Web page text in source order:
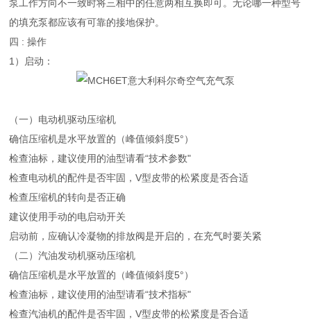
泵工作方向不一致时将三相中的任意两相互换即可。无论哪一种型号
的填充泵都应该有可靠的接地保护。
四 : 操作
1）启动：
（一）电动机驱动压缩机
确信压缩机是水平放置的（峰值倾斜度5°）
检查油标，建议使用的油型请看“技术参数"
检查电动机的配件是否牢固，V型皮带的松紧度是否合适
检查压缩机的转向是否正确
建议使用手动的电启动开关
启动前，应确认冷凝物的排放阀是开启的，在充气时要关紧
（二）汽油发动机驱动压缩机
确信压缩机是水平放置的（峰值倾斜度5°）
检查油标，建议使用的油型请看“技术指标"
检查汽油机的配件是否牢固，V型皮带的松紧度是否合适